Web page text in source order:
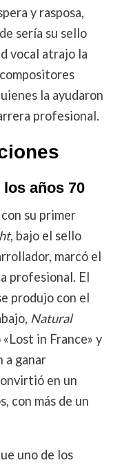
y rasposa,
sería su sello
vocal atrajo la
la ayudaron
profesional.
años 70
su primer
, bajo el sello
marcó el
profesional. El
produjo con el
Natural
in France» y
a ganar
en un
con más de un
uno de los